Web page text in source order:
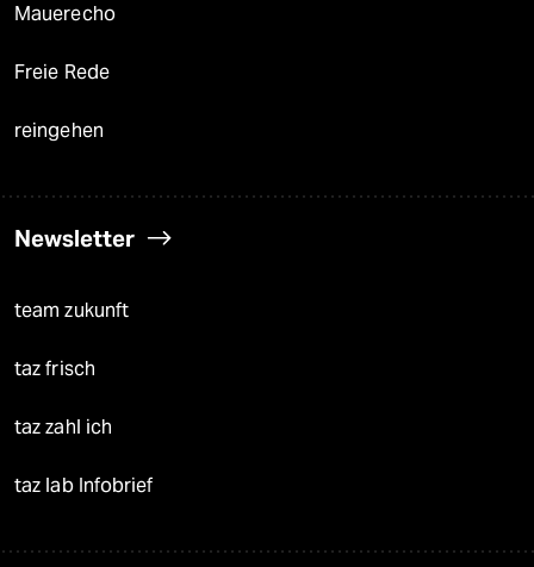
Mauerecho
Freie Rede
reingehen
Newsletter
team zukunft
taz frisch
taz zahl ich
taz lab Infobrief